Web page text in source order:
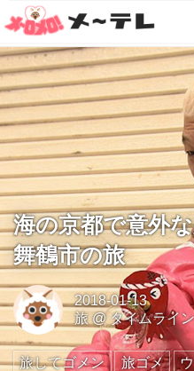
海の京都で意外
舞鶴市の旅
2018-01-13
旅 @ タイムライン
旅してゴメン 旅ゴメ